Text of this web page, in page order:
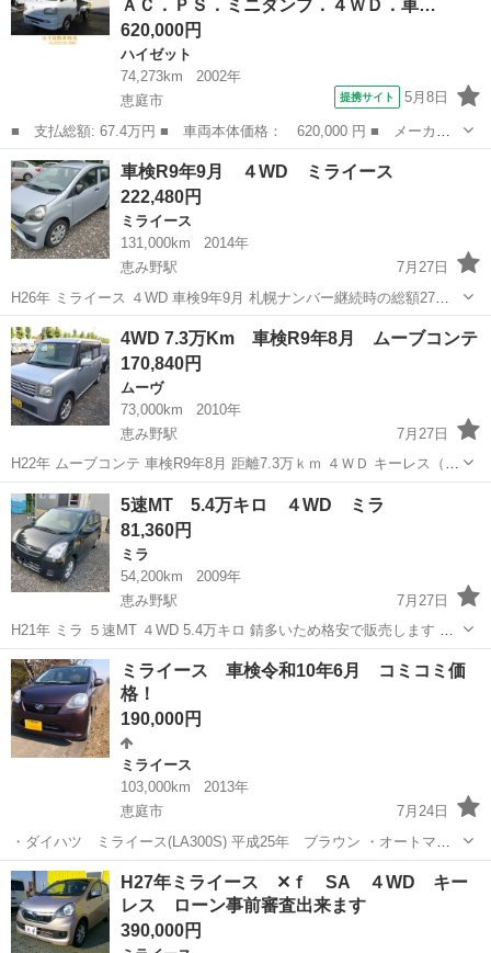
ックしま...
ＡＣ．ＰＳ．ミニダンプ．４ＷＤ．車…
620,000円
ハイゼット
74,273km
2002年
恵庭市
提携サイト 5月8日
■ 支払総額: 67.4万円 ■ 車両本体価格： 620,000 円 ■ メーカー
名： ダイハツ ■ 車種名： ハイゼットトラック ■ グレード
名： ライトダンプ ＡＣ．ＰＳ．ミニダンプ．４ＷＤ．車検８年４
月２７日 ■ 排...
北海道 恵庭市 ハイゼット
車検R9年9月 ４WD ミライース
222,480円
ミライース
131,000km
2014年
恵み野駅
7月27日
H26年 ミライース ４WD 車検9年9月 札幌ナンバー継続時の総額27万
円です。 名義変更は弊社で行います。 住民票を用意して頂ければ最短
翌日～使用可能です（名義変更後の引き渡し）。 値引き交渉される方
は...
北海道 恵庭市 恵み野駅 ミライース
4WD 7.3万Km 車検R9年8月 ムーブコンテ
170,840円
ムーヴ
73,000km
2010年
恵み野駅
7月27日
H22年 ムーブコンテ 車検R9年8月 距離7.3万ｋｍ ４ＷＤ キーレス（1
本） ボディ錆多めのため格安で販売します。 下回りは防錆され綺麗で
す。 格安店（～30万円）の車両よりは状態は良いと思います。...
北海道 恵庭市 ムーヴ
5速MT 5.4万キロ ４WD ミラ
81,360円
ミラ
54,200km
2009年
恵み野駅
7月27日
H21年 ミラ ５速MT ４WD 5.4万キロ 錆多いため格安で販売します 遊
び用にいかかですか？ 必ず現物確認し納得してから購入してください
支払総額は9万円（本体81360円＋リサイクル預託金8640...
北海道 恵庭市 恵み野駅 ミラ ブラックリスト
ミライース 車検令和10年6月 コミコミ価
格！
190,000円
ミライース
103,000km
2013年
恵庭市
7月24日
・ダイハツ ミライース(LA300S) 平成25年 ブラウン ・オートマ
(CVT) 2WD(FF) 走行10.3万キロ ・車検10年6月 車検整備済 ・キー
レス アイドリングストップ 純正オーディオ ＊ジモテ...
北海道 恵庭市 ミライース
H27年ミライース ✕ｆ SA ４WD キー
レス ローン事前審査出来ます
390,000円